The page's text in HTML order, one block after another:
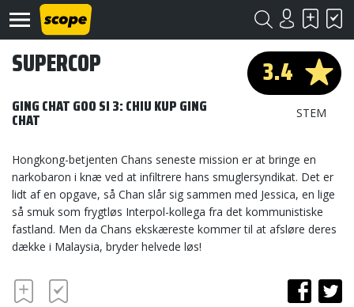
Om
Scope
Kontakt
3.4
STEM
SUPERCOP
GING CHAT GOO SI 3: CHIU KUP GING
CHAT
Hongkong-betjenten Chans seneste mission er at bringe en
narkobaron i knæ ved at infiltrere hans smuglersyndikat. Det er
lidt af en opgave, så Chan slår sig sammen med Jessica, en lige
så smuk som frygtløs Interpol-kollega fra det kommunistiske
fastland. Men da Chans ekskæreste kommer til at afsløre deres
dække i Malaysia, bryder helvede løs!